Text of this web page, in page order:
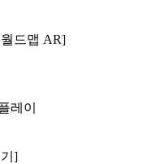
드맵 AR]
레이
]